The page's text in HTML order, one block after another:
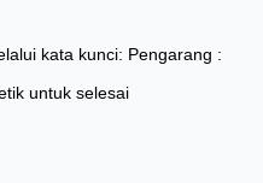
kata kunci: Pengarang :
untuk selesai